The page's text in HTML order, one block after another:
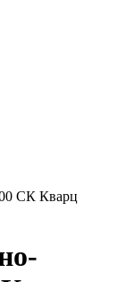
СК Кварц